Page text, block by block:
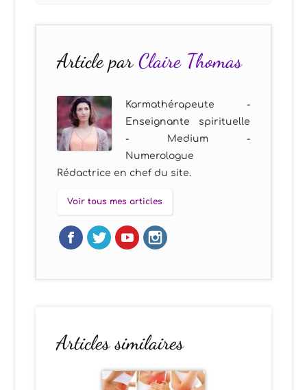
Article parClaire Thomas
Karmathérapeute -
Enseignante spirituelle
- Medium -
Numerologue
Rédactrice en chef du site.
Voir tous mes articles
Articles similaires